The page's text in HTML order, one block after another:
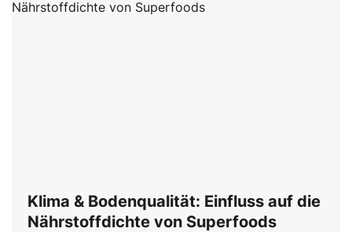
Klima & Bodenqualität: Einfluss auf die
Nährstoffdichte von Superfoods